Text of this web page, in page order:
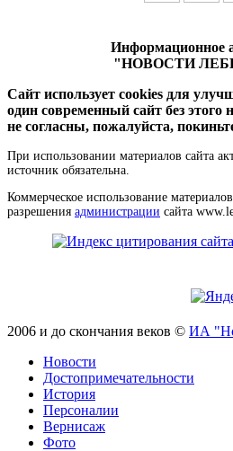
Информационное
"НОВОСТИ
Сайт использует cookies для
один современный сайт без
не согласны, пожалуйста,
При использовании материалов сайта
источник обязательна.
Коммерческое использование
разрешения администрации сайта
2006 и до скончания веков © ИА
Новости
Достопримечательности
История
Персоналии
Вернисаж
Фото